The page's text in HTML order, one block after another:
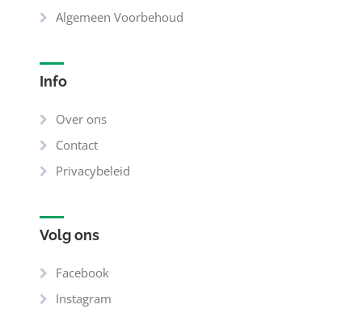
Algemeen Voorbehoud
Info
Over ons
Contact
Privacybeleid
Volg ons
Facebook
Instagram